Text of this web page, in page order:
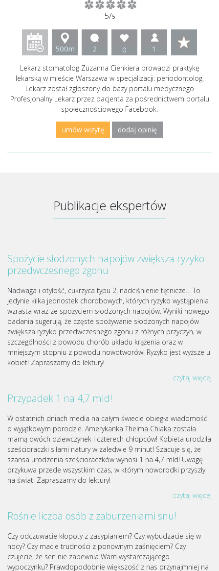
5/5
500m 2 0 1
Lekarz stomatolog Zuzanna Cienkiera prowadzi praktykę
lekarską w mieście Warszawa w specjalizacji: periodontolog.
Lekarz został zgłoszony do bazy portalu medycznego
Profesjonalny Lekarz przez pacjenta za pośrednictwem portalu
społecznościowego Facebook.
umów wizytę dodaj opinię
Publikacje ekspertów
Spożycie słodzonych napojów zwiększa ryzyko
przedwczesnego zgonu
Nadwaga i otyłość, cukrzyca typu 2, nadciśnienie tętnicze… To
jedynie kilka jednostek chorobowych, których ryzyko wystąpienia
wzrasta wraz ze spożyciem słodzonych napojów. Wyniki nowego
badania sugerują, że częste spożywanie słodzonych napojów
zwiększa ryzyko przedwczesnego zgonu z różnych przyczyn, w
szczególności z powodu chorób układu krążenia oraz w
mniejszym stopniu z powodu nowotworów! Ryzyko jest wyższe u
kobiet! Zapraszamy do lektury!
czytaj więcej
Przypadek 1 na 4,7 mld!
W ostatnich dniach media na całym świecie obiegła wiadomość
o wyjątkowym porodzie. Amerykanka Thelma Chiaka została
mamą dwóch dziewczynek i czterech chłopców! Kobieta urodziła
sześcioraczki siłami natury w zaledwie 9 minut! Szacuje się, że
szansa urodzenia sześcioraczków wynosi 1 na 4,7 mld! Uwagę
przykuwa przede wszystkim czas, w którym noworodki przyszły
na świat! Zapraszamy do lektury!
czytaj więcej
Rośnie liczba osób z zaburzeniami snu!
Czy odczuwacie kłopoty z zasypianiem? Czy wybudzacie się w
nocy? Czy macie trudności z ponownym zaśnięciem? Czy
czujecie, że sen nie zapewnia Wam wystarczającego
wypoczynku? Prawdopodobnie większość z nas przynajmniej na